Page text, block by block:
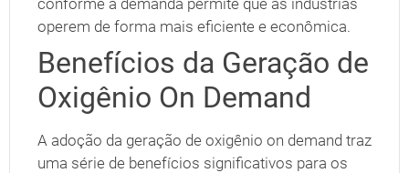
conforme a demanda permite que as indústrias
operem de forma mais eficiente e econômica.
Benefícios da Geração de
Oxigênio On Demand
A adoção da geração de oxigênio on demand traz
uma série de benefícios significativos para os